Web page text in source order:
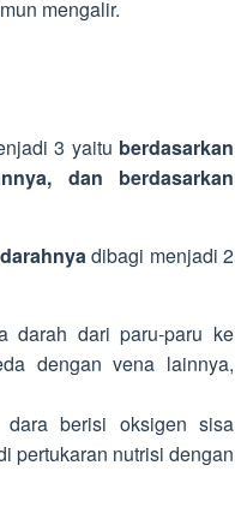
mengalir.
3 yaitu berdasarkan
dan berdasarkan
dibagi menjadi 2
darah dari paru-paru ke
dengan vena lainnya,
berisi oksigen sisa
pertukaran nutrisi dengan